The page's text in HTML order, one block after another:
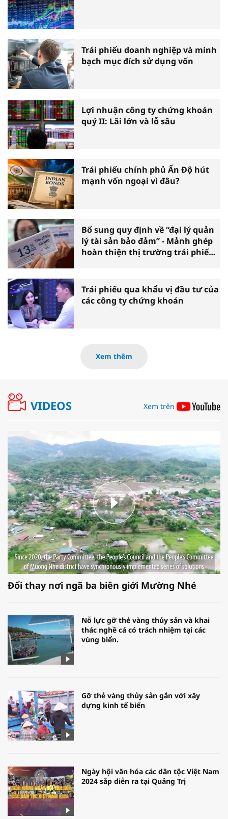
Trái phiếu doanh nghiệp và minh
bạch mục đích sử dụng vốn
Lợi nhuận công ty chứng khoán
quý II: Lãi lớn và lỗ sâu
Trái phiếu chính phủ Ấn Độ hút
mạnh vốn ngoại vì đâu?
Bổ sung quy định về “đại lý quản
lý tài sản bảo đảm” - Mảnh ghép
hoàn thiện thị trường trái phiếu
Trái phiếu qua khẩu vị đầu tư của
các công ty chứng khoán
Xem thêm
VIDEOS Xem trên
Đổi thay nơi ngã ba biên giới Mường Nhé
Nỗ lực gỡ thẻ vàng thủy sản và khai
thác nghề cá có trách nhiệm tại các
vùng biển.
Gỡ thẻ vàng thủy sản gắn với xây
dựng kinh tế biển
Ngày hội văn hóa các dân tộc Việt Nam
2024 sắp diễn ra tại Quảng Trị